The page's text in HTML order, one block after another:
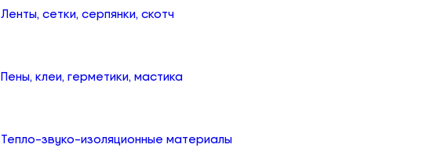
Ленты, сетки, серпянки, скотч
Пены, клеи, герметики, мастика
Тепло-звуко-изоляционные материалы